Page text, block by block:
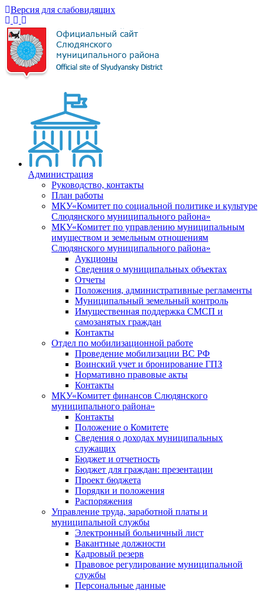
Версия для слабовидящих
Администрация
Руководство, контакты
План работы
МКУ«Комитет по социальной политике и культуре
Слюдянского муниципального района»
МКУ«Комитет по управлению муниципальным
имуществом и земельным отношениям
Слюдянского муниципального района»
Аукционы
Сведения о муниципальных объектах
Отчеты
Положения, административные регламенты
Муниципальный земельный контроль
Имущественная поддержка СМСП и
самозанятых граждан
Контакты
Отдел по мобилизационной работе
Проведение мобилизации ВС РФ
Воинский учет и бронирование ГПЗ
Нормативно правовые акты
Контакты
МКУ«Комитет финансов Слюдянского
муниципального района»
Контакты
Положение о Комитете
Сведения о доходах муниципальных
служащих
Бюджет и отчетность
Бюджет для граждан: презентации
Проект бюджета
Порядки и положения
Распоряжения
Управление труда, заработной платы и
муниципальной службы
Электронный больничный лист
Вакантные должности
Кадровый резерв
Правовое регулирование муниципальной
службы
Персональные данные